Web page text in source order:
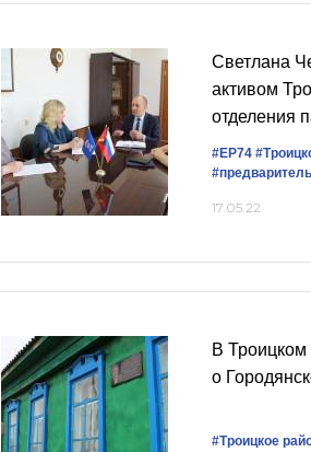
Светлана
активом
отделения
#ЕР74
17.05.22
В Троицком
о
#Троицкое